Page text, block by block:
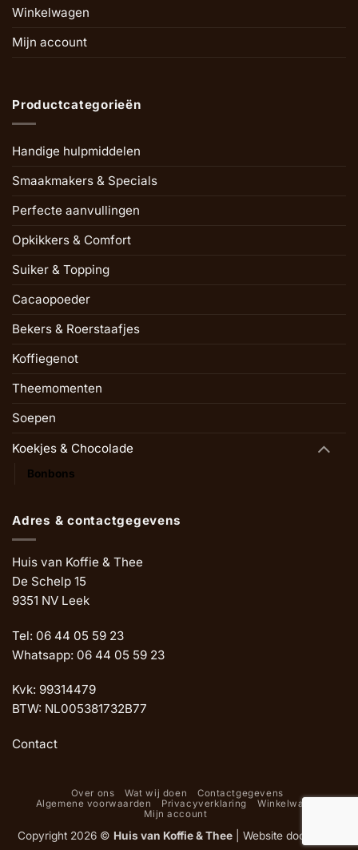
Winkelwagen
Mijn account
Productcategorieën
Handige hulpmiddelen
Smaakmakers & Specials
Perfecte aanvullingen
Opkikkers & Comfort
Suiker & Topping
Cacaopoeder
Bekers & Roerstaafjes
Koffiegenot
Theemomenten
Soepen
Koekjes & Chocolade
Bonbons
Adres & contactgegevens
Huis van Koffie & Thee
De Schelp 15
9351 NV Leek
Tel: 06 44 05 59 23
Whatsapp: 06 44 05 59 23
Kvk: 99314479
BTW: NL005381732B77
Contact
Over ons Wat wij doen
Contactgegevens
Algemene voorwaarden
Privacyverklaring
Winkelwagen
Mijn account
Copyright 2026 © Huis van Koffie & Thee Website door Oemf